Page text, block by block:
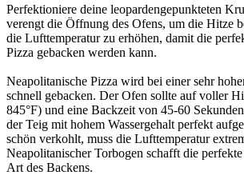
Perfektioniere deine leopardengepunkteten
verengt die Öffnung des Ofens, um die Hitze
die Lufttemperatur zu erhöhen, damit die
Pizza gebacken werden kann.
Neapolitanische Pizza wird bei einer sehr
schnell gebacken. Der Ofen sollte auf voller
845°F) und eine Backzeit von 45-60
der Teig mit hohem Wassergehalt perfekt
schön verkohlt, muss die Lufttemperatur
Neapolitanischer Torbogen schafft die
Art des Backens.